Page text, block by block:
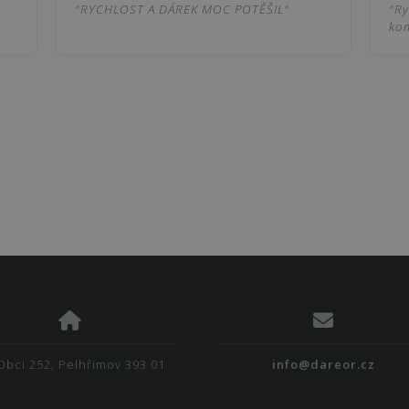
"RYCHLOST A DÁREK MOC POTĚŠIL"
252, Pelhřimov 393 01 info@dareor.cz